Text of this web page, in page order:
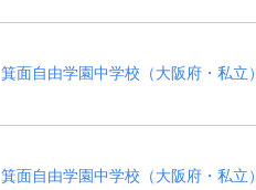
箕面自由学園中学校（大阪府・私立）
箕面自由学園中学校（大阪府・私立）